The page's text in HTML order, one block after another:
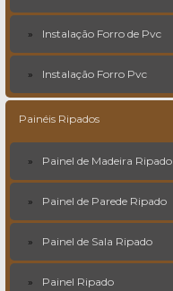
Instalação Forro de Pvc
Instalação Forro Pvc
Painéis Ripados
Painel de Madeira Ripado
Painel de Parede Ripado
Painel de Sala Ripado
Painel Ripado